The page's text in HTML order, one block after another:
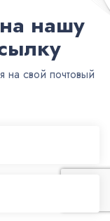
нашу
на свой почтовый